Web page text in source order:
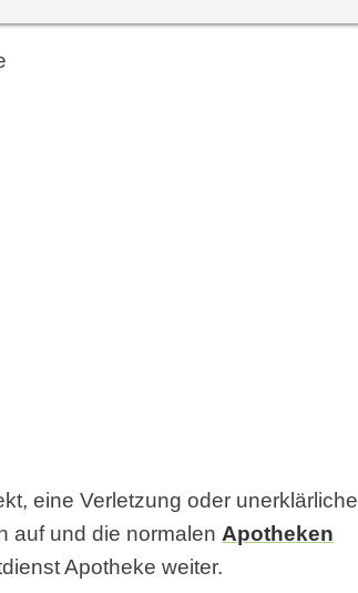
eine Verletzung oder unerklärliche
auf und die normalen Apotheken
Apotheke weiter.